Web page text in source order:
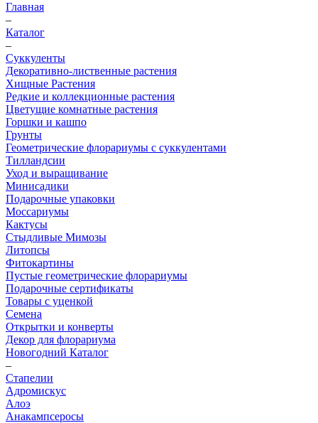
Главная
–
Каталог
–
Суккуленты
Декоративно-лиственные растения
Хищные Растения
Редкие и коллекционные растения
Цветущие комнатные растения
Горшки и кашпо
Грунты
Геометрические флорариумы с суккулентами
Тилландсии
Уход и выращивание
Минисадики
Подарочные упаковки
Моссариумы
Кактусы
Стыдливые Мимозы
Литопсы
Фитокартины
Пустые геометрические флорариумы
Подарочные сертификаты
Товары с уценкой
Семена
Открытки и конверты
Декор для флорариума
Новогодний Каталог
–
Стапелии
Адромискус
Алоэ
Анакампсеросы